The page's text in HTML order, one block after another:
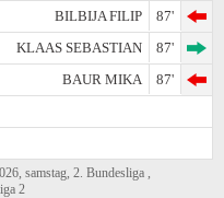
BILBIJA FILIP
87'
KLAAS SEBASTIAN
87'
BAUR MIKA
87'
samstag, 2. Bundesliga ,
2